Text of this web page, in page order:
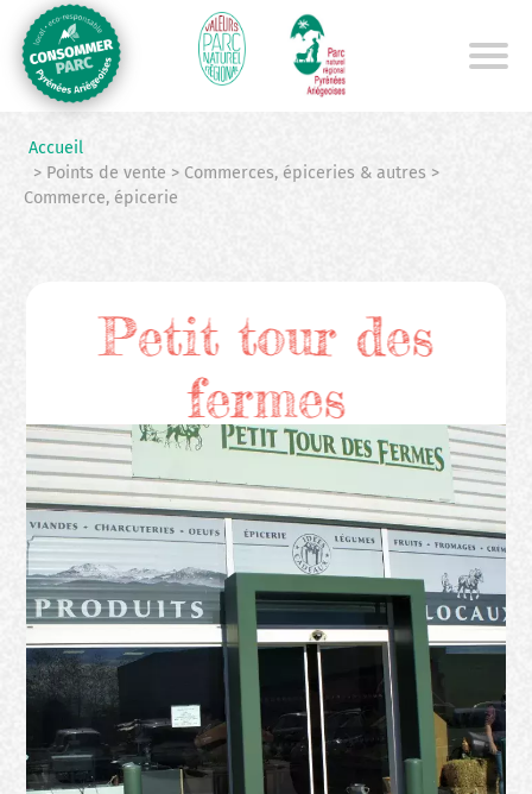
contenu
principal
Accueil
> Points de vente > Commerces, épiceries & autres >
Commerce, épicerie
Petit tour des
fermes